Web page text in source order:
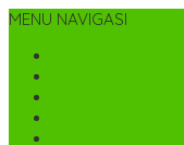
MENU NAVIGASI